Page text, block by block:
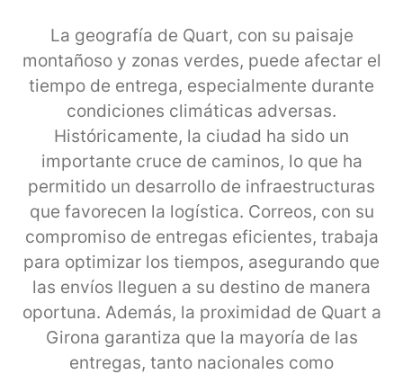
La geografía de Quart, con su paisaje
montañoso y zonas verdes, puede afectar el
tiempo de entrega, especialmente durante
condiciones climáticas adversas.
Históricamente, la ciudad ha sido un
importante cruce de caminos, lo que ha
permitido un desarrollo de infraestructuras
que favorecen la logística. Correos, con su
compromiso de entregas eficientes, trabaja
para optimizar los tiempos, asegurando que
las envíos lleguen a su destino de manera
oportuna. Además, la proximidad de Quart a
Girona garantiza que la mayoría de las
entregas, tanto nacionales como